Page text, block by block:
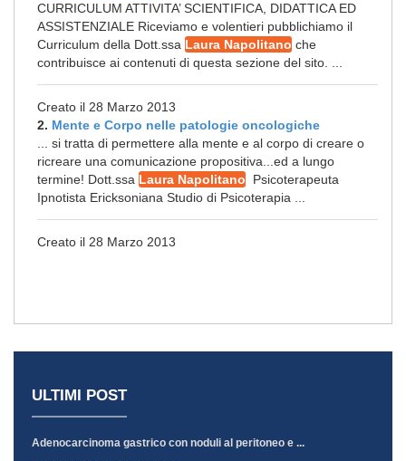
CURRICULUM ATTIVITA’ SCIENTIFICA, DIDATTICA ED
ASSISTENZIALE Riceviamo e volentieri pubblichiamo il
Curriculum della Dott.ssa Laura Napolitano che
contribuisce ai contenuti di questa sezione del sito. ...
Creato il 28 Marzo 2013
2. Mente e Corpo nelle patologie oncologiche
... si tratta di permettere alla mente e al corpo di creare o
ricreare una comunicazione propositiva...ed a lungo
termine! Dott.ssa Laura Napolitano Psicoterapeuta
Ipnotista Ericksoniana Studio di Psicoterapia ...
Creato il 28 Marzo 2013
ULTIMI POST
Adenocarcinoma gastrico con noduli al peritoneo e ...